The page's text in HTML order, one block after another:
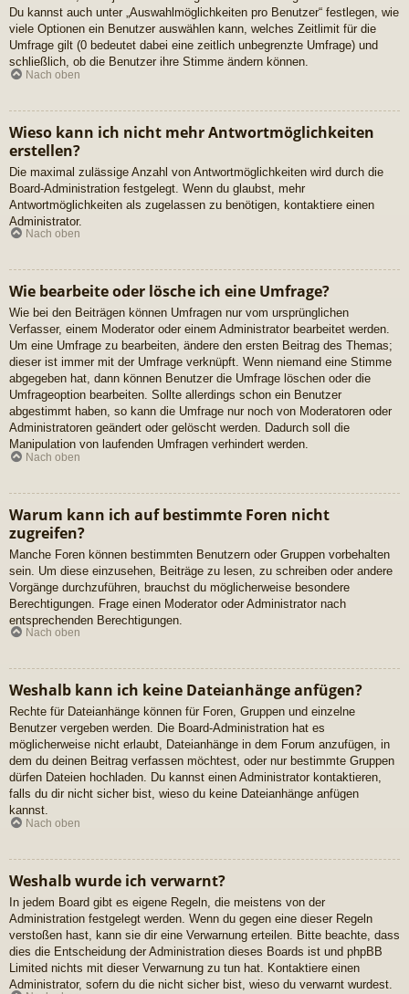
Du kannst auch unter „Auswahlmöglichkeiten pro Benutzer“ festlegen, wie
viele Optionen ein Benutzer auswählen kann, welches Zeitlimit für die
Umfrage gilt (0 bedeutet dabei eine zeitlich unbegrenzte Umfrage) und
schließlich, ob die Benutzer ihre Stimme ändern können.
Nach oben
Wieso kann ich nicht mehr Antwortmöglichkeiten
erstellen?
Die maximal zulässige Anzahl von Antwortmöglichkeiten wird durch die
Board-Administration festgelegt. Wenn du glaubst, mehr
Antwortmöglichkeiten als zugelassen zu benötigen, kontaktiere einen
Administrator.
Nach oben
Wie bearbeite oder lösche ich eine Umfrage?
Wie bei den Beiträgen können Umfragen nur vom ursprünglichen
Verfasser, einem Moderator oder einem Administrator bearbeitet werden.
Um eine Umfrage zu bearbeiten, ändere den ersten Beitrag des Themas;
dieser ist immer mit der Umfrage verknüpft. Wenn niemand eine Stimme
abgegeben hat, dann können Benutzer die Umfrage löschen oder die
Umfrageoption bearbeiten. Sollte allerdings schon ein Benutzer
abgestimmt haben, so kann die Umfrage nur noch von Moderatoren oder
Administratoren geändert oder gelöscht werden. Dadurch soll die
Manipulation von laufenden Umfragen verhindert werden.
Nach oben
Warum kann ich auf bestimmte Foren nicht
zugreifen?
Manche Foren können bestimmten Benutzern oder Gruppen vorbehalten
sein. Um diese einzusehen, Beiträge zu lesen, zu schreiben oder andere
Vorgänge durchzuführen, brauchst du möglicherweise besondere
Berechtigungen. Frage einen Moderator oder Administrator nach
entsprechenden Berechtigungen.
Nach oben
Weshalb kann ich keine Dateianhänge anfügen?
Rechte für Dateianhänge können für Foren, Gruppen und einzelne
Benutzer vergeben werden. Die Board-Administration hat es
möglicherweise nicht erlaubt, Dateianhänge in dem Forum anzufügen, in
dem du deinen Beitrag verfassen möchtest, oder nur bestimmte Gruppen
dürfen Dateien hochladen. Du kannst einen Administrator kontaktieren,
falls du dir nicht sicher bist, wieso du keine Dateianhänge anfügen
kannst.
Nach oben
Weshalb wurde ich verwarnt?
In jedem Board gibt es eigene Regeln, die meistens von der
Administration festgelegt werden. Wenn du gegen eine dieser Regeln
verstoßen hast, kann sie dir eine Verwarnung erteilen. Bitte beachte, dass
dies die Entscheidung der Administration dieses Boards ist und phpBB
Limited nichts mit dieser Verwarnung zu tun hat. Kontaktiere einen
Administrator, sofern du die nicht sicher bist, wieso du verwarnt wurdest.